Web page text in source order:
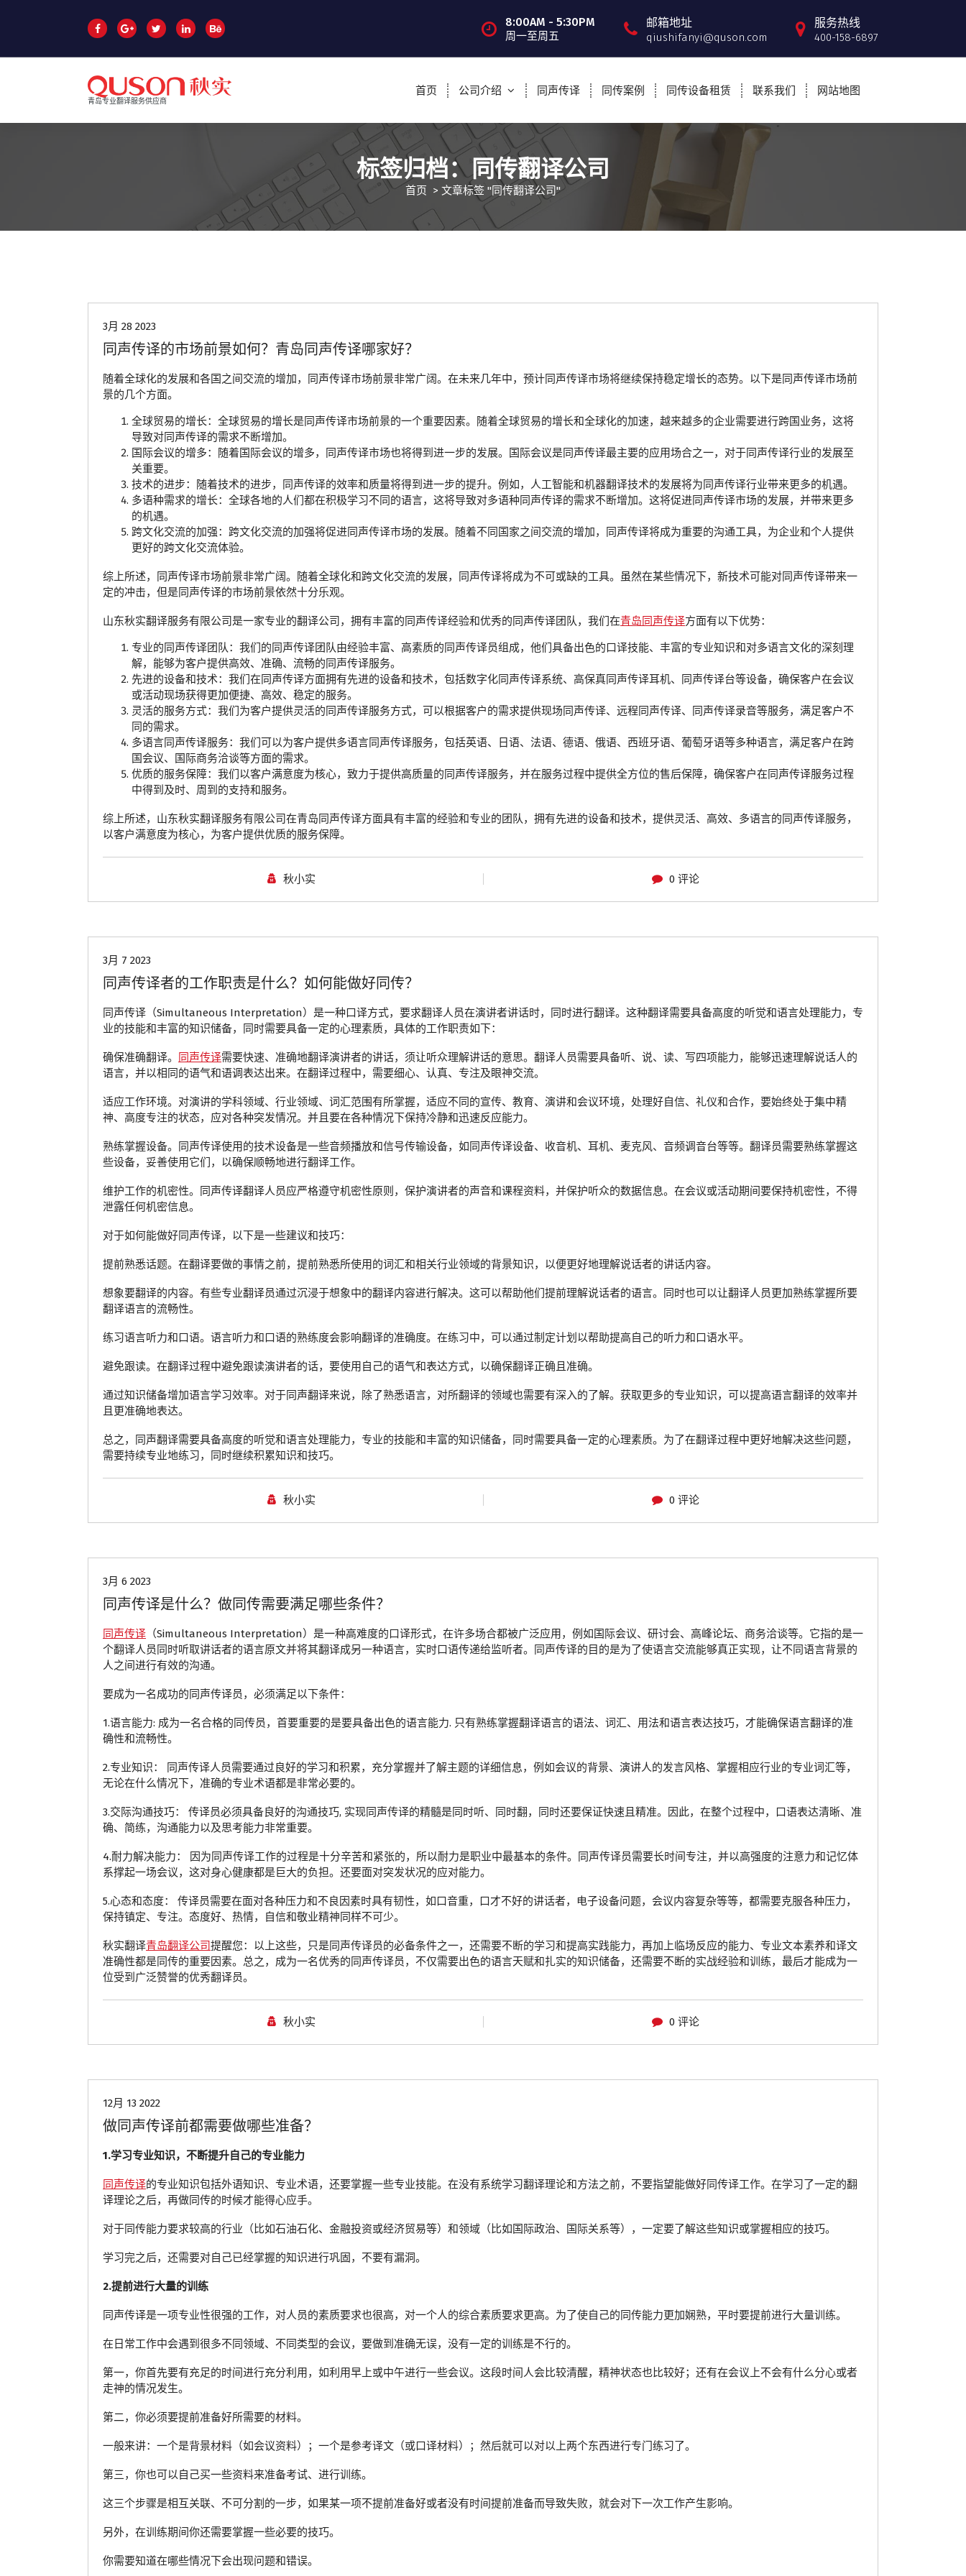
文
8:00AM - 5:30PM
周一至周五
邮箱地址
qiushifanyi@quson.com
服务热线
400-158-6897
青岛专业翻译服务供应商
首页 公司介绍 同声传译 同传案例 同传设备租赁 联系我们 网站地图
标签归档：同传翻译公司
首页 > 文章标签 "同传翻译公司"
3月 28 2023
同声传译的市场前景如何？青岛同声传译哪家好？
随着全球化的发展和各国之间交流的增加，同声传译市场前景非常广阔。在未来几年中，预计同声传译市场将继续保持稳定增长的态势。以下是同声传译市场前
景的几个方面。
全球贸易的增长：全球贸易的增长是同声传译市场前景的一个重要因素。随着全球贸易的增长和全球化的加速，越来越多的企业需要进行跨国业务，这将
导致对同声传译的需求不断增加。
国际会议的增多：随着国际会议的增多，同声传译市场也将得到进一步的发展。国际会议是同声传译最主要的应用场合之一，对于同声传译行业的发展至
关重要。
技术的进步：随着技术的进步，同声传译的效率和质量将得到进一步的提升。例如，人工智能和机器翻译技术的发展将为同声传译行业带来更多的机遇。
多语种需求的增长：全球各地的人们都在积极学习不同的语言，这将导致对多语种同声传译的需求不断增加。这将促进同声传译市场的发展，并带来更多
的机遇。
跨文化交流的加强：跨文化交流的加强将促进同声传译市场的发展。随着不同国家之间交流的增加，同声传译将成为重要的沟通工具，为企业和个人提供
更好的跨文化交流体验。
综上所述，同声传译市场前景非常广阔。随着全球化和跨文化交流的发展，同声传译将成为不可或缺的工具。虽然在某些情况下，新技术可能对同声传译带来一
定的冲击，但是同声传译的市场前景依然十分乐观。
山东秋实翻译服务有限公司是一家专业的翻译公司，拥有丰富的同声传译经验和优秀的同声传译团队，我们在青岛同声传译方面有以下优势：
专业的同声传译团队：我们的同声传译团队由经验丰富、高素质的同声传译员组成，他们具备出色的口译技能、丰富的专业知识和对多语言文化的深刻理
解，能够为客户提供高效、准确、流畅的同声传译服务。
先进的设备和技术：我们在同声传译方面拥有先进的设备和技术，包括数字化同声传译系统、高保真同声传译耳机、同声传译台等设备，确保客户在会议
或活动现场获得更加便捷、高效、稳定的服务。
灵活的服务方式：我们为客户提供灵活的同声传译服务方式，可以根据客户的需求提供现场同声传译、远程同声传译、同声传译录音等服务，满足客户不
同的需求。
多语言同声传译服务：我们可以为客户提供多语言同声传译服务，包括英语、日语、法语、德语、俄语、西班牙语、葡萄牙语等多种语言，满足客户在跨
国会议、国际商务洽谈等方面的需求。
优质的服务保障：我们以客户满意度为核心，致力于提供高质量的同声传译服务，并在服务过程中提供全方位的售后保障，确保客户在同声传译服务过程
中得到及时、周到的支持和服务。
综上所述，山东秋实翻译服务有限公司在青岛同声传译方面具有丰富的经验和专业的团队，拥有先进的设备和技术，提供灵活、高效、多语言的同声传译服务，
以客户满意度为核心，为客户提供优质的服务保障。
秋小实 0 评论
3月 7 2023
同声传译者的工作职责是什么？如何能做好同传？
同声传译（Simultaneous Interpretation）是一种口译方式，要求翻译人员在演讲者讲话时，同时进行翻译。这种翻译需要具备高度的听觉和语言处理能力，专
业的技能和丰富的知识储备，同时需要具备一定的心理素质，具体的工作职责如下：
确保准确翻译。 同声传译需要快速、准确地翻译演讲者的讲话，须让听众理解讲话的意思。翻译人员需要具备听、说、读、写四项能力，能够迅速理解说话人的
语言，并以相同的语气和语调表达出来。在翻译过程中，需要细心、认真、专注及眼神交流。
适应工作环境。对演讲的学科领域、行业领域、词汇范围有所掌握，适应不同的宣传、教育、演讲和会议环境，处理好自信、礼仪和合作，要始终处于集中精
神、高度专注的状态，应对各种突发情况。并且要在各种情况下保持冷静和迅速反应能力。
熟练掌握设备。同声传译使用的技术设备是一些音频播放和信号传输设备，如同声传译设备、收音机、耳机、麦克风、音频调音台等等。翻译员需要熟练掌握这
些设备，妥善使用它们，以确保顺畅地进行翻译工作。
维护工作的机密性。同声传译翻译人员应严格遵守机密性原则，保护演讲者的声音和课程资料，并保护听众的数据信息。在会议或活动期间要保持机密性，不得
泄露任何机密信息。
对于如何能做好同声传译，以下是一些建议和技巧：
提前熟悉话题。在翻译要做的事情之前，提前熟悉所使用的词汇和相关行业领域的背景知识，以便更好地理解说话者的讲话内容。
想象要翻译的内容。有些专业翻译员通过沉浸于想象中的翻译内容进行解决。这可以帮助他们提前理解说话者的语言。同时也可以让翻译人员更加熟练掌握所要
翻译语言的流畅性。
练习语言听力和口语。语言听力和口语的熟练度会影响翻译的准确度。在练习中，可以通过制定计划以帮助提高自己的听力和口语水平。
避免跟读。在翻译过程中避免跟读演讲者的话，要使用自己的语气和表达方式，以确保翻译正确且准确。
通过知识储备增加语言学习效率。对于同声翻译来说，除了熟悉语言，对所翻译的领域也需要有深入的了解。获取更多的专业知识，可以提高语言翻译的效率并
且更准确地表达。
总之，同声翻译需要具备高度的听觉和语言处理能力，专业的技能和丰富的知识储备，同时需要具备一定的心理素质。为了在翻译过程中更好地解决这些问题，
需要持续专业地练习，同时继续积累知识和技巧。
秋小实 0 评论
3月 6 2023
同声传译是什么？做同传需要满足哪些条件？
同声传译 （Simultaneous Interpretation）是一种高难度的口译形式，在许多场合都被广泛应用，例如国际会议、研讨会、高峰论坛、商务洽谈等。它指的是一
个翻译人员同时听取讲话者的语言原文并将其翻译成另一种语言，实时口语传递给监听者。同声传译的目的是为了使语言交流能够真正实现，让不同语言背景的
人之间进行有效的沟通。
要成为一名成功的同声传译员，必须满足以下条件：
1.语言能力: 成为一名合格的同传员，首要重要的是要具备出色的语言能力. 只有熟练掌握翻译语言的语法、词汇、用法和语言表达技巧，才能确保语言翻译的准
确性和流畅性。
2.专业知识： 同声传译人员需要通过良好的学习和积累，充分掌握并了解主题的详细信息，例如会议的背景、演讲人的发言风格、掌握相应行业的专业词汇等，
无论在什么情况下，准确的专业术语都是非常必要的。
3.交际沟通技巧： 传译员必须具备良好的沟通技巧, 实现同声传译的精髓是同时听、同时翻，同时还要保证快速且精准。因此，在整个过程中，口语表达清晰、准
确、简练，沟通能力以及思考能力非常重要。
4.耐力解决能力： 因为同声传译工作的过程是十分辛苦和紧张的，所以耐力是职业中最基本的条件。同声传译员需要长时间专注，并以高强度的注意力和记忆体
系撑起一场会议，这对身心健康都是巨大的负担。还要面对突发状况的应对能力。
5.心态和态度： 传译员需要在面对各种压力和不良因素时具有韧性，如口音重，口才不好的讲话者，电子设备问题，会议内容复杂等等，都需要克服各种压力，
保持镇定、专注。态度好、热情，自信和敬业精神同样不可少。
秋实翻译青岛翻译公司提醒您：以上这些，只是同声传译员的必备条件之一，还需要不断的学习和提高实践能力，再加上临场反应的能力、专业文本素养和译文
准确性都是同传的重要因素。总之，成为一名优秀的同声传译员，不仅需要出色的语言天赋和扎实的知识储备，还需要不断的实战经验和训练，最后才能成为一
位受到广泛赞誉的优秀翻译员。
秋小实 0 评论
12月 13 2022
做同声传译前都需要做哪些准备？
1.学习专业知识，不断提升自己的专业能力
同声传译的专业知识包括外语知识、专业术语，还要掌握一些专业技能。在没有系统学习翻译理论和方法之前，不要指望能做好同传译工作。在学习了一定的翻
译理论之后，再做同传的时候才能得心应手。
对于同传能力要求较高的行业（比如石油石化、金融投资或经济贸易等）和领域（比如国际政治、国际关系等），一定要了解这些知识或掌握相应的技巧。
学习完之后，还需要对自己已经掌握的知识进行巩固，不要有漏洞。
2.提前进行大量的训练
同声传译是一项专业性很强的工作，对人员的素质要求也很高，对一个人的综合素质要求更高。为了使自己的同传能力更加娴熟，平时要提前进行大量训练。
在日常工作中会遇到很多不同领域、不同类型的会议，要做到准确无误，没有一定的训练是不行的。
第一，你首先要有充足的时间进行充分利用，如利用早上或中午进行一些会议。这段时间人会比较清醒，精神状态也比较好；还有在会议上不会有什么分心或者
走神的情况发生。
第二，你必须要提前准备好所需要的材料。
一般来讲：一个是背景材料（如会议资料）；一个是参考译文（或口译材料）；然后就可以对以上两个东西进行专门练习了。
第三，你也可以自己买一些资料来准备考试、进行训练。
这三个步骤是相互关联、不可分割的一步，如果某一项不提前准备好或者没有时间提前准备而导致失败，就会对下一次工作产生影响。
另外，在训练期间你还需要掌握一些必要的技巧。
你需要知道在哪些情况下会出现问题和错误。